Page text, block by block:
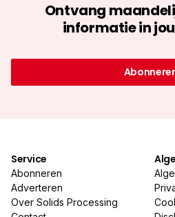
Ontvang
informatie in
Service
Abonneren
Adverteren
Over Solids Processing